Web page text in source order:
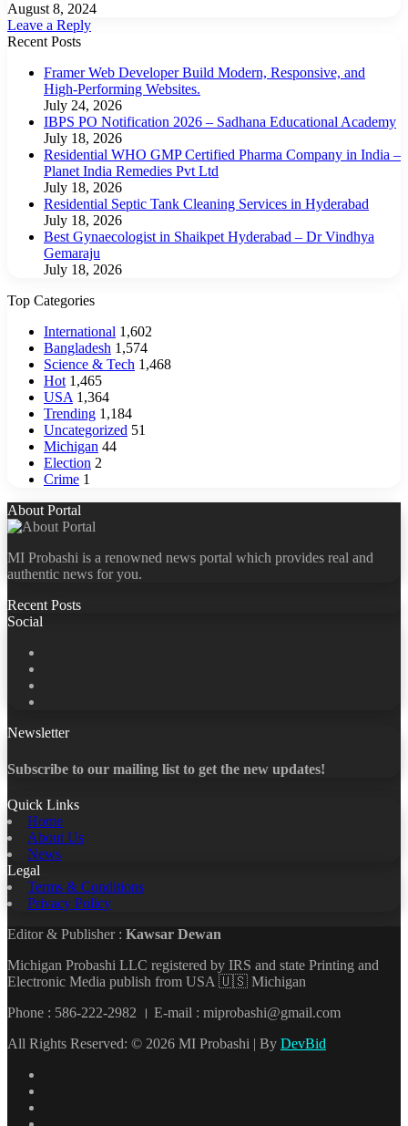
August 8, 2024
Leave a Reply
Recent Posts
Framer Web Developer Build Modern, Responsive, and
High-Performing Websites.
July 24, 2026
IBPS PO Notification 2026 – Sadhana Educational Academy
July 18, 2026
Residential WHO GMP Certified Pharma Company in India –
Planet India Remedies Pvt Ltd
July 18, 2026
Residential Septic Tank Cleaning Services in Hyderabad
July 18, 2026
Best Gynaecologist in Shaikpet Hyderabad – Dr Vindhya
Gemaraju
July 18, 2026
Top Categories
International 1,602
Bangladesh 1,574
Science & Tech 1,468
Hot 1,465
USA 1,364
Trending 1,184
Uncategorized 51
Michigan 44
Election 2
Crime 1
About Portal
MI Probashi is a renowned news portal which provides real and
authentic news for you.
Recent Posts
Social
Newsletter
Subscribe to our mailing list to get the new updates!
Quick Links
Home
About Us
News
Legal
Terms & Conditions
Privacy Policy
Editor & Publisher : Kawsar Dewan
Michigan Probashi LLC registered by IRS and state Printing and
Electronic Media publish from USA 🇺🇸 Michigan
Phone : 586-222-2982 । E-mail : miprobashi@gmail.com
All Rights Reserved: © 2026 MI Probashi | By DevBid